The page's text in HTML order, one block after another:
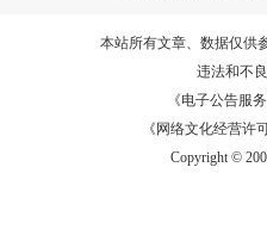
本站所有文章、数据仅供
违法和不
《电子公告服务
《网络文化经营许
Copyright ©